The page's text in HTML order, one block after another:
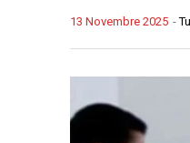
-
13 Novembre 2025